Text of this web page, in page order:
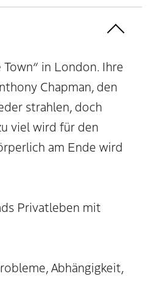
in London. Ihre
Chapman, den
strahlen, doch
viel wird für den
am Ende wird
Privatleben mit
Abhängigkeit,